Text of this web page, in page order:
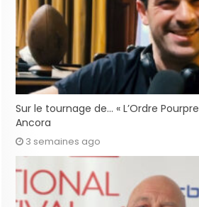
Sur le tournage de… « L’Ordre
Ancora
3 semaines ago